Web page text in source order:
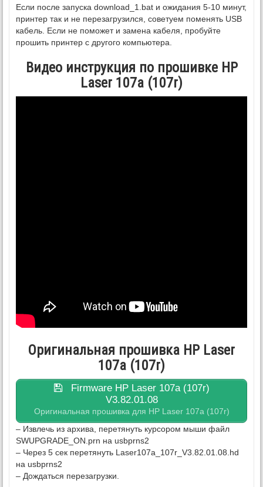
Если после запуска download_1.bat и ожидания 5-10 минут,
принтер так и не перезагрузился, советуем поменять USB
кабель. Если не поможет и замена кабеля, пробуйте
прошить принтер с другого компьютера.
Видео инструкция по прошивке HP
Laser 107a (107r)
Оригинальная прошивка HP Laser
107a (107r)
Firmware HP Laser 107a (107r)
V3.82.01.08
Оригинальная прошивка для HP Laser 107a (107r)
– Извлечь из архива, перетянуть курсором мыши файл
SWUPGRADE_ON.prn на usbprns2
– Через 5 сек перетянуть Laser107a_107r_V3.82.01.08.hd
на usbprns2
– Дождаться перезагрузки.